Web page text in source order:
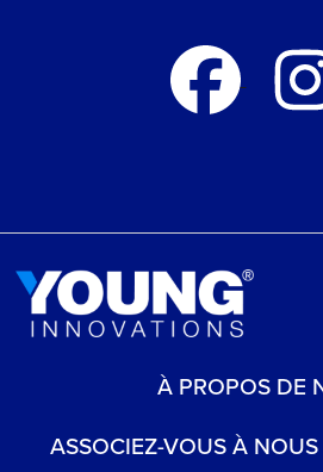
À PROPOS DE
ASSOCIEZ-VOUS À NOUS